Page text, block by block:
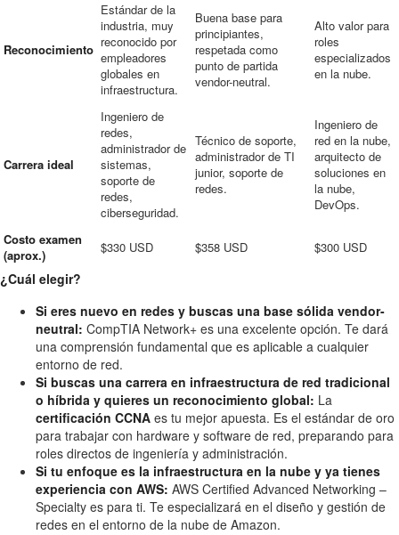
Reconocimiento
Estándar de la
industria, muy
reconocido por
empleadores
globales en
infraestructura.
Buena base para
principiantes,
respetada como
punto de partida
vendor-neutral.
Alto valor para
roles
especializados
en la nube.
Carrera ideal
Ingeniero de
redes,
administrador de
sistemas,
soporte de
redes,
ciberseguridad.
Técnico de soporte,
administrador de TI
junior, soporte de
redes.
Ingeniero de
red en la nube,
arquitecto de
soluciones en
la nube,
DevOps.
Costo examen
(aprox.)
$330 USD $358 USD $300 USD
¿Cuál elegir?
Si eres nuevo en redes y buscas una base sólida vendor-
neutral: CompTIA Network+ es una excelente opción. Te dará
una comprensión fundamental que es aplicable a cualquier
entorno de red.
Si buscas una carrera en infraestructura de red tradicional
o híbrida y quieres un reconocimiento global: La
certificación CCNA es tu mejor apuesta. Es el estándar de oro
para trabajar con hardware y software de red, preparando para
roles directos de ingeniería y administración.
Si tu enfoque es la infraestructura en la nube y ya tienes
experiencia con AWS: AWS Certified Advanced Networking –
Specialty es para ti. Te especializará en el diseño y gestión de
redes en el entorno de la nube de Amazon.